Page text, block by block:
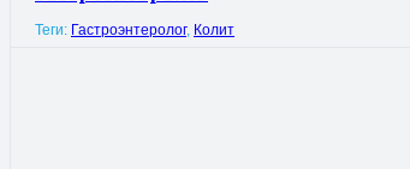
Теги: Гастроэнтеролог, Колит